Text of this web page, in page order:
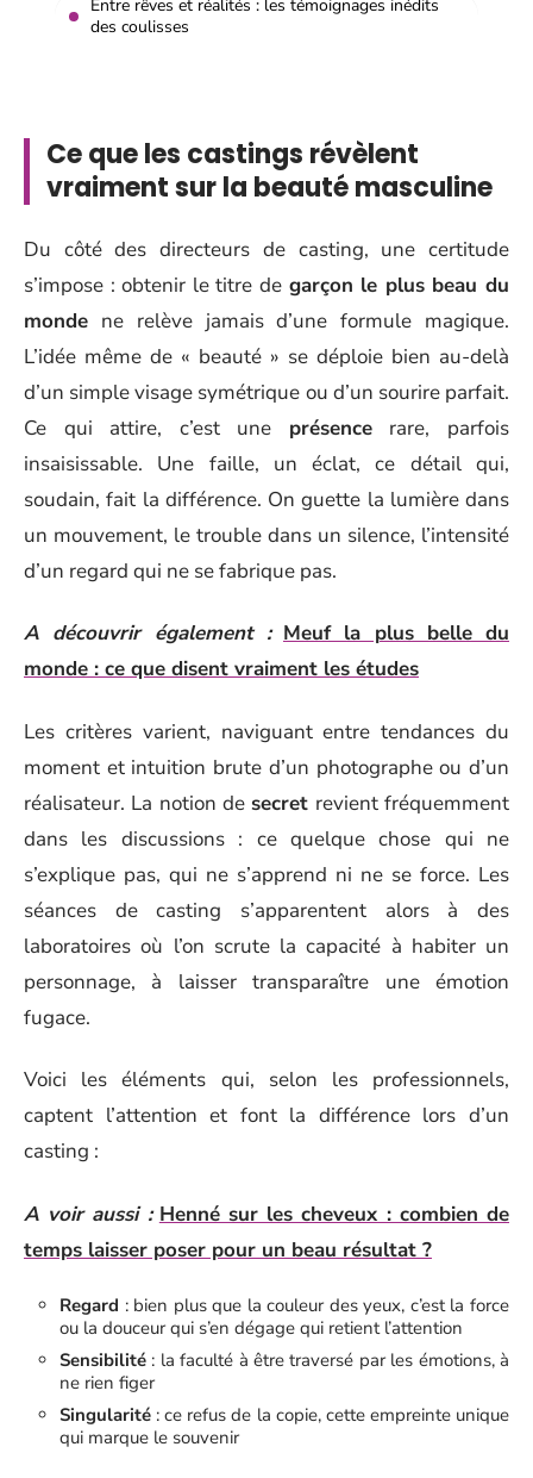
Entre rêves et réalités : les témoignages inédits
des coulisses
Ce que les castings révèlent
vraiment sur la beauté masculine
Du côté des directeurs de casting, une certitude
s’impose : obtenir le titre de garçon le plus beau du
monde ne relève jamais d’une formule magique.
L’idée même de « beauté » se déploie bien au-delà
d’un simple visage symétrique ou d’un sourire parfait.
Ce qui attire, c’est une présencerare, parfois
insaisissable. Une faille, un éclat, ce détail qui,
soudain, fait la différence. On guette la lumière dans
un mouvement, le trouble dans un silence, l’intensité
d’un regard qui ne se fabrique pas.
A découvrir également : Meuf la plus belle du
monde : ce que disent vraiment les études
Les critères varient, naviguant entre tendances du
moment et intuition brute d’un photographe ou d’un
réalisateur. La notion de secret revient fréquemment
dans les discussions : ce quelque chose qui ne
s’explique pas, qui ne s’apprend ni ne se force. Les
séances de casting s’apparentent alors à des
laboratoires où l’on scrute la capacité à habiter un
personnage, à laisser transparaître une émotion
fugace.
Voici les éléments qui, selon les professionnels,
captent l’attention et font la différence lors d’un
casting :
A voir aussi : Henné sur les cheveux : combien de
temps laisser poser pour un beau résultat ?
Regard : bien plus que la couleur des yeux, c’est la force
ou la douceur qui s’en dégage qui retient l’attention
Sensibilité : la faculté à être traversé par les émotions, à
ne rien figer
Singularité : ce refus de la copie, cette empreinte unique
qui marque le souvenir